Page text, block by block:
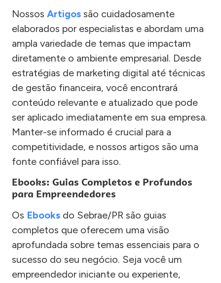
Nossos Artigos são cuidadosamente
elaborados por especialistas e abordam uma
ampla variedade de temas que impactam
diretamente o ambiente empresarial. Desde
estratégias de marketing digital até técnicas
de gestão financeira, você encontrará
conteúdo relevante e atualizado que pode
ser aplicado imediatamente em sua empresa.
Manter-se informado é crucial para a
competitividade, e nossos artigos são uma
fonte confiável para isso.
Ebooks: Guias Completos e Profundos
para Empreendedores
Os Ebooks do Sebrae/PR são guias
completos que oferecem uma visão
aprofundada sobre temas essenciais para o
sucesso do seu negócio. Seja você um
empreendedor iniciante ou experiente,